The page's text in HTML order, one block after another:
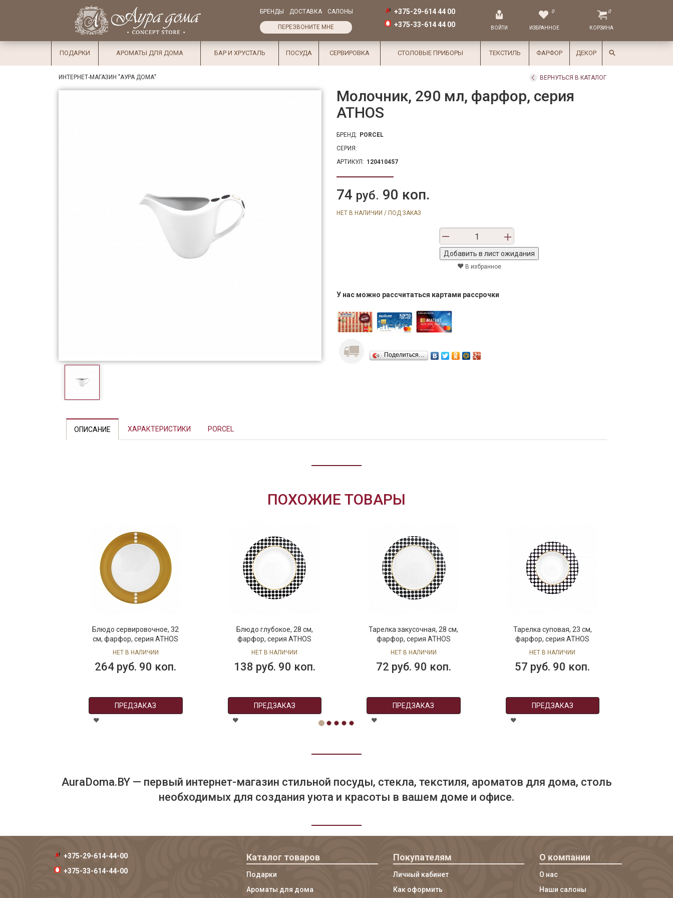
Избранное
×
СалоныДоставка
Оплата
Подарки
Ароматы
для дома
БРЕНДЫ ДОСТАВКА САЛОНЫ
ПЕРЕЗВОНИТЕ МНЕ
+375-29-614 44 00
+375-33-614 44 00
ВОЙТИ
0
ИЗБРАННОЕ
0
КОРЗИНА
ПОДАРКИ АРОМАТЫ ДЛЯ ДОМА БАР И ХРУСТАЛЬ ПОСУДА СЕРВИРОВКА СТОЛОВЫЕ ПРИБОРЫ ТЕКСТИЛЬ ФАРФОР ДЕКОР
ИНТЕРНЕТ-МАГАЗИН "АУРА ДОМА" ВЕРНУТЬСЯ В КАТАЛОГ
Молочник, 290 мл, фарфор, серия
ATHOS
БРЕНД: PORCEL
СЕРИЯ:
АРТИКУЛ: 120410457
74 руб. 90 коп.
НЕТ В НАЛИЧИИ / ПОД ЗАКАЗ
В избранное
У нас можно рассчитаться картами рассрочки
Поделиться…
ОПИСАНИЕ ХАРАКТЕРИСТИКИ PORCEL
ПОХОЖИЕ ТОВАРЫ
Блюдо сервировочное, 32
см, фарфор, серия ATHOS
НЕТ В НАЛИЧИИ
264 руб. 90 коп.
ПРЕДЗАКАЗ
Блюдо глубокое, 28 см,
фарфор, серия ATHOS
НЕТ В НАЛИЧИИ
138 руб. 90 коп.
ПРЕДЗАКАЗ
Тарелка закусочная, 28 см,
фарфор, серия ATHOS
НЕТ В НАЛИЧИИ
72 руб. 90 коп.
ПРЕДЗАКАЗ
Тарелка суповая, 23 см,
фарфор, серия ATHOS
НЕТ В НАЛИЧИИ
57 руб. 90 коп.
ПРЕДЗАКАЗ
AuraDoma.BY — первый интернет-магазин стильной посуды, стекла, текстиля, ароматов для дома, столь
необходимых для создания уюта и красоты в вашем доме и офисе.
+375-29-614-44-00
+375-33-614-44-00
Каталог товаров
Подарки
Ароматы для дома
Покупателям
Личный кабинет
Как оформить
О компании
О нас
Наши салоны